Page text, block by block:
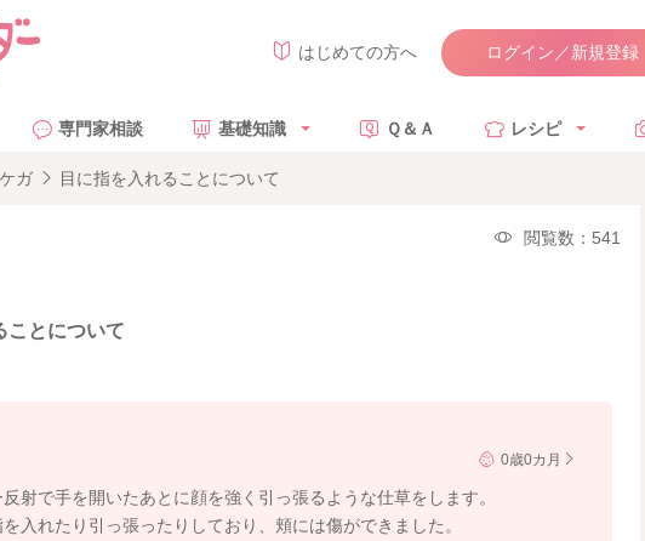
はじめての方へ ログイン／新規登録
専門家相談 基礎知識 Ｑ＆Ａ レシピ
ガ 目に指を入れることについて
閲覧数：541
ことについて
0歳0カ月
射で手を開いたあとに顔を強く引っ張るような仕草をします。
入れたり引っ張ったりしており、頬には傷ができました。